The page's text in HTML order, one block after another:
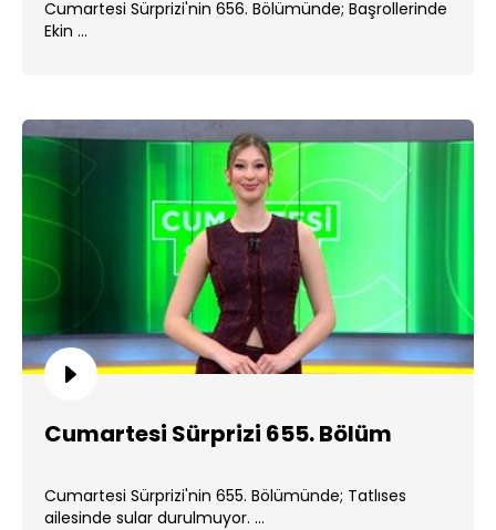
Cumartesi Sürprizi'nin 656. Bölümünde; Başrollerinde
Ekin ...
Cumartesi Sürprizi 655. Bölüm
Cumartesi Sürprizi'nin 655. Bölümünde; Tatlıses
ailesinde sular durulmuyor. ...